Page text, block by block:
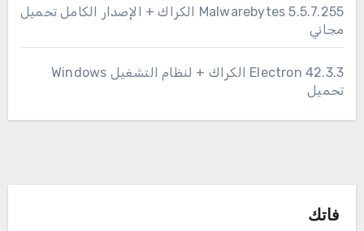
Malwarebytes 5.5.7.255 الكراك + الإصدار الكامل تحميل
مجاني
Electron 42.3.3 الكراك + لنظام التشغيل Windows
تحميل
فاتك